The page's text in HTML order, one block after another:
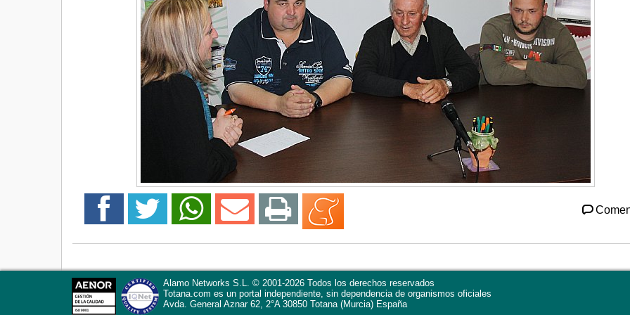
Alamo Networks S.L. © 2001-2026 Todos los derechos reservados
Totana.com es un portal independiente, sin dependencia de organismos oficiales
Avda. General Aznar 62, 2°A 30850 Totana (Murcia) España